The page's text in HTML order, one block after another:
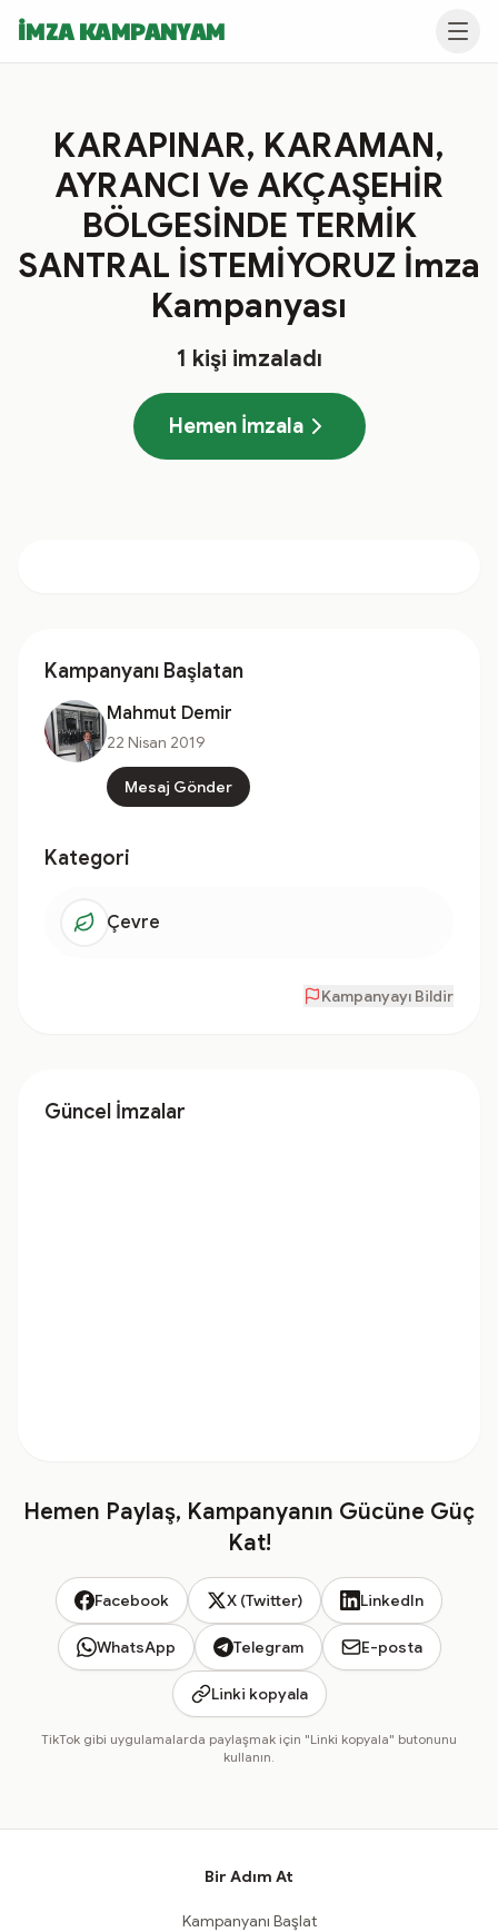
İMZA KAMPANYAM
KARAPINAR, KARAMAN,
AYRANCI Ve AKÇAŞEHİR
BÖLGESİNDE TERMİK
SANTRAL İSTEMİYORUZ İmza
Kampanyası
1 kişi imzaladı
Hemen İmzala
Kampanyanı Başlatan
Mahmut Demir
22 Nisan 2019
Mesaj Gönder
Kategori
Çevre
Kampanyayı Bildir
Güncel İmzalar
Hemen Paylaş, Kampanyanın Gücüne Güç
Kat!
Facebook X (Twitter) LinkedIn
WhatsApp Telegram E-posta
Linki kopyala
TikTok gibi uygulamalarda paylaşmak için "Linki kopyala" butonunu
kullanın.
Bir Adım At
Kampanyanı Başlat